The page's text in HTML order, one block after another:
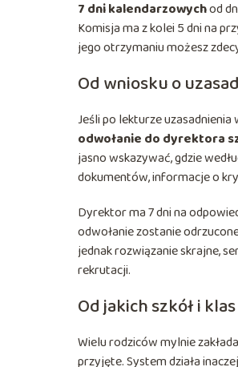
7 dni kalendarzowychod
Komisja ma z kolei 5 dni na
jego otrzymaniu możesz
Od wniosku o
Jeśli po lekturze uzasadnienia
odwołanie do dyrektora
jasno wskazywać, gdzie
dokumentów, informacje o
Dyrektor ma 7 dni na
odwołanie zostanie
jednak rozwiązanie skrajne,
rekrutacji.
Od jakich szkół i
Wielu rodziców mylnie
przyjęte. System działa